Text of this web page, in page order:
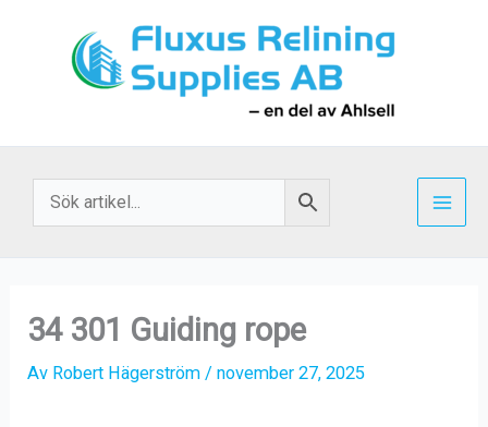
34 301 Guiding rope
Av Robert Hägerström/november 27, 2025